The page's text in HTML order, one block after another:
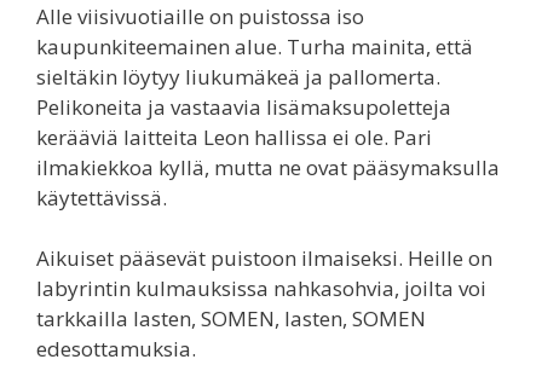
Alle viisivuotiaille on puistossa iso
kaupunkiteemainen alue. Turha mainita, että
sieltäkin löytyy liukumäkeä ja pallomerta.
Pelikoneita ja vastaavia lisämaksupoletteja
kerääviä laitteita Leon hallissa ei ole. Pari
ilmakiekkoa kyllä, mutta ne ovat pääsymaksulla
käytettävissä.
Aikuiset pääsevät puistoon ilmaiseksi. Heille on
labyrintin kulmauksissa nahkasohvia, joilta voi
tarkkailla lasten, SOMEN, lasten, SOMEN
edesottamuksia.